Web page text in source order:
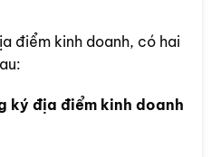
điểm kinh doanh, có hai
ký địa điểm kinh doanh